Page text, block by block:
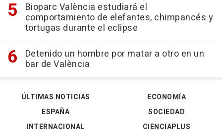
Bioparc València estudiará el
comportamiento de elefantes, chimpancés y
tortugas durante el eclipse
Detenido un hombre por matar a otro en un
bar de València
ÚLTIMAS NOTICIAS
ESPAÑA
INTERNACIONAL
ECONOMÍA
SOCIEDAD
CIENCIAPLUS